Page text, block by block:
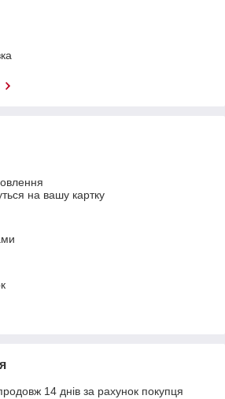
на вашу картку
14 днів за рахунок покупця